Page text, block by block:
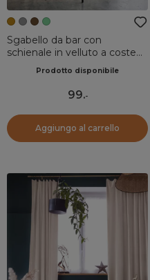
Sgabello da bar con
schienale in velluto a coste
Giallo ocraProdotto disponibile
99.-
Aggiungo al carrello